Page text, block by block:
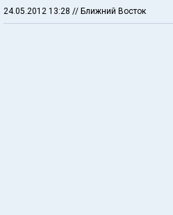
24.05.2012 13:28 // Ближний Восток